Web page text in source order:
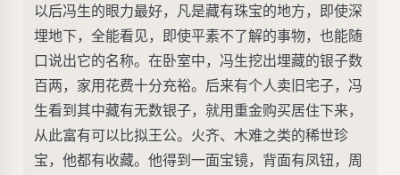
以后冯生的眼力最好，凡是藏有珠宝的地方，即使深
埋地下，全能看见，即使平素不了解的事物，也能随
口说出它的名称。在卧室中，冯生挖出埋藏的银子数
百两，家用花费十分充裕。后来有个人卖旧宅子，冯
生看到其中藏有无数银子，就用重金购买居住下来，
从此富有可以比拟王公。火齐、木难之类的稀世珍
宝，他都有收藏。他得到一面宝镜，背面有凤钮，周